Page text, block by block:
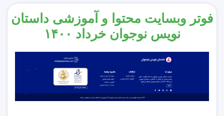
فوتر وبسایت محتوا و آموزشی داستان
نویس نوجوان خرداد ۱۴۰۰